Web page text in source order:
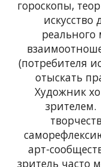
гороскопы,
(потребителя
отыскать
Художник
зрителем.
арт-
зритель часто